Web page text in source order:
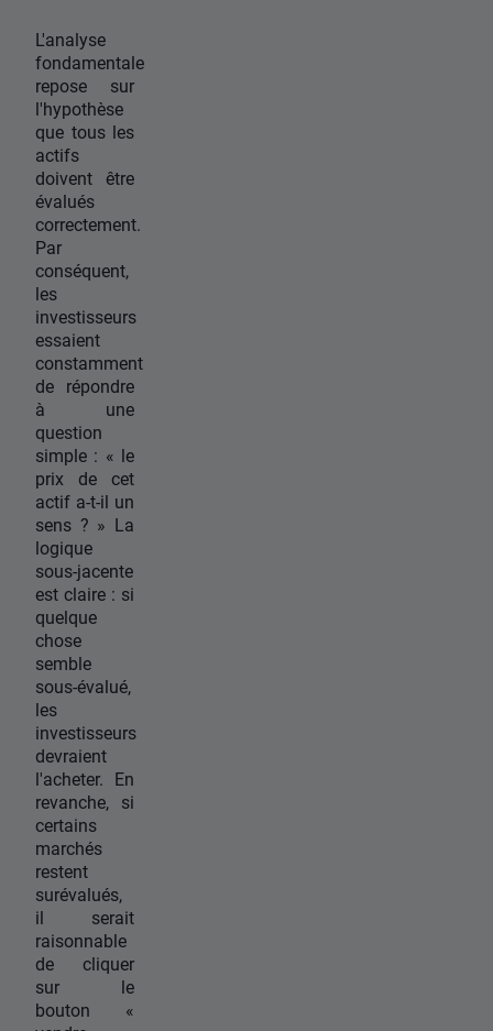
L'analyse
fondamentale
repose sur
l'hypothèse
que tous les
actifs
doivent être
évalués
correctement.
Par
conséquent,
les
investisseurs
essaient
constamment
de répondre
à une
question
simple : « le
prix de cet
actif a-t-il un
sens ? » La
logique
sous-jacente
est claire : si
quelque
chose
semble
sous-évalué,
les
investisseurs
devraient
l'acheter. En
revanche, si
certains
marchés
restent
surévalués,
il serait
raisonnable
de cliquer
sur le
bouton «